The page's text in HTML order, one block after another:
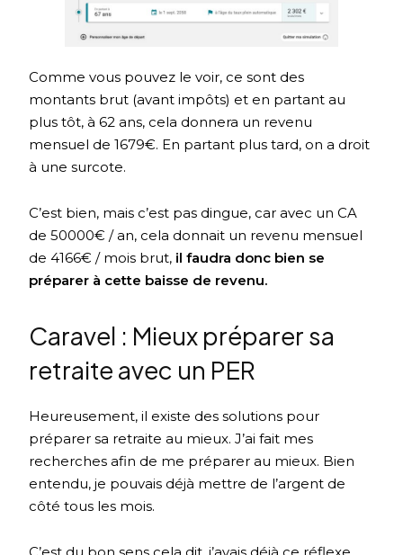
Comme vous pouvez le voir, ce sont des
montants brut (avant impôts) et en partant au
plus tôt, à 62 ans, cela donnera un revenu
mensuel de 1679€. En partant plus tard, on a droit
à une surcote.
C’est bien, mais c’est pas dingue, car avec un CA
de 50000€ / an, cela donnait un revenu mensuel
de 4166€ / mois brut, il faudra donc bien se
préparer à cette baisse de revenu.
Caravel : Mieux préparer sa
retraite avec un PER
Heureusement, il existe des solutions pour
préparer sa retraite au mieux. J’ai fait mes
recherches afin de me préparer au mieux. Bien
entendu, je pouvais déjà mettre de l’argent de
côté tous les mois.